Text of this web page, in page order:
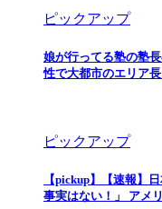
ピックアップ
娘が行ってる塾の塾
性で大都市のエリア
ピックアップ
【pickup】【速報】
事実はない！」 アメ